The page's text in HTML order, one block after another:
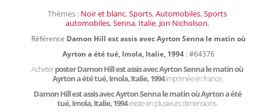
Thèmes : Noir et blanc, Sports, Automobiles, Sports
automobiles, Senna, Italie, Jon Nicholson,
Référence Damon Hill est assis avec Ayrton Senna le matin où
Ayrton a été tué, Imola, Italie, 1994 : #64376
Acheterposter Damon Hill est assis avec Ayrton Senna le matin où
Ayrton a été tué, Imola, Italie, 1994imprimée en france.
Damon Hill est assis avec Ayrton Senna le matin où Ayrton a été
tué, Imola, Italie, 1994existe en plusieurs dimensions.